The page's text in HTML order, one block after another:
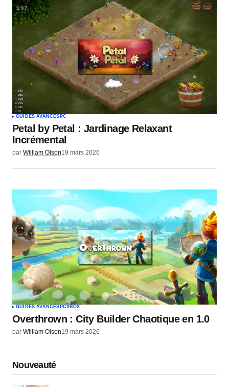
GUIDES AVANCÉS PC
Petal by Petal : Jardinage Relaxant
Incrémental
par William Olson19 mars 2026
GUIDES AVANCÉS PCXBOX
Overthrown : City Builder Chaotique en 1.0
par William Olson19 mars 2026
Nouveauté